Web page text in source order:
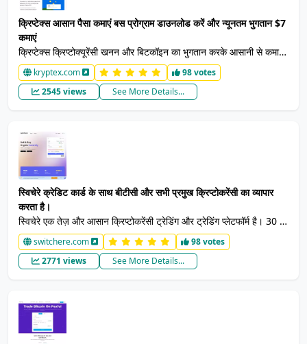
क्रिप्टेक्स आसान पैसा कमाएं बस प्रोग्राम डाउनलोड करें और न्यूनतम भुगतान $7
कमाएं
क्रिप्टेक्स क्रिप्टोक्यूरेंसी खनन और बिटकॉइन का भुगतान करके आसानी से कमाता
है, आपको अपने कंप्यूटर की प्रसंस्करण शक्ति का उपयोग करके और भुगतान
प्राप्त करके गणना के लिए भुगतान करता है।
kryptex.com
98 votes
2545 views
See More Details...
स्विचेरे क्रेडिट कार्ड के साथ बीटीसी और सभी प्रमुख क्रिप्टोकरेंसी का व्यापार
करता है।
स्विचेरे एक तेज़ और आसान क्रिप्टोकरेंसी ट्रेडिंग और ट्रेडिंग प्लेटफॉर्म है। 30 से
अधिक क्रिप्टोकरेंसी समर्थित हैं, क्रिप्टो को बिना प्रमाणीकरण के खरीदा जा सकता
है। क्रेडिट या डेबिट कार्ड द्वारा
switchere.com
98 votes
2771 views
See More Details...